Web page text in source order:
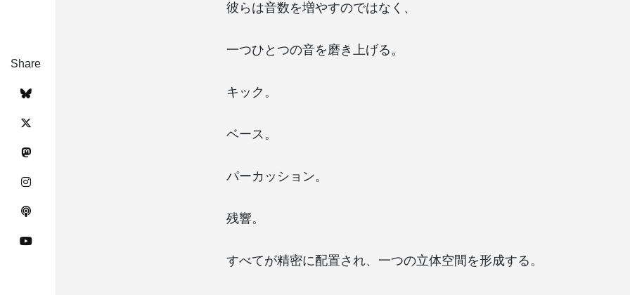
彼らは音数を増やすのではなく、
一つひとつの音を磨き上げる。
キック。
ベース。
パーカッション。
残響。
すべてが精密に配置され、一つの立体空間を形成する。
Share